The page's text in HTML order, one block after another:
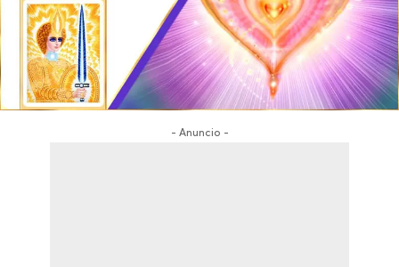
- Anuncio -